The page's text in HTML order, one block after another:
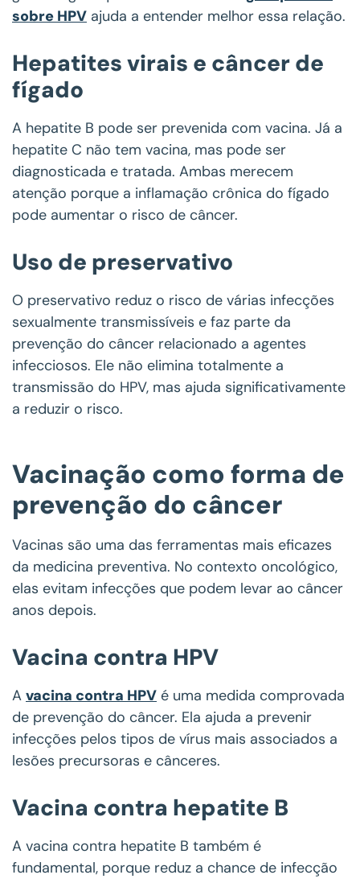
sobre HPV ajuda a entender melhor essa relação.
Hepatites virais e câncer de
fígado
A hepatite B pode ser prevenida com vacina. Já a
hepatite C não tem vacina, mas pode ser
diagnosticada e tratada. Ambas merecem
atenção porque a inflamação crônica do fígado
pode aumentar o risco de câncer.
Uso de preservativo
O preservativo reduz o risco de várias infecções
sexualmente transmissíveis e faz parte da
prevenção do câncer relacionado a agentes
infecciosos. Ele não elimina totalmente a
transmissão do HPV, mas ajuda significativamente
a reduzir o risco.
Vacinação como forma de
prevenção do câncer
Vacinas são uma das ferramentas mais eficazes
da medicina preventiva. No contexto oncológico,
elas evitam infecções que podem levar ao câncer
anos depois.
Vacina contra HPV
A vacina contra HPV é uma medida comprovada
de prevenção do câncer. Ela ajuda a prevenir
infecções pelos tipos de vírus mais associados a
lesões precursoras e cânceres.
Vacina contra hepatite B
A vacina contra hepatite B também é
fundamental, porque reduz a chance de infecção